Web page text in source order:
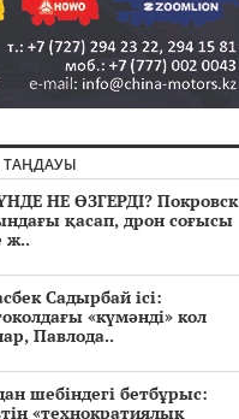
ТАҢДАУЫ
НЕ ӨЗГЕРДІ? Покровск
қасап, дрон соғысы
ж..
Садырбай ісі:
«күмәнді» кол
Павлода..
шебіндегі бетбұрыс:
«технократиялық